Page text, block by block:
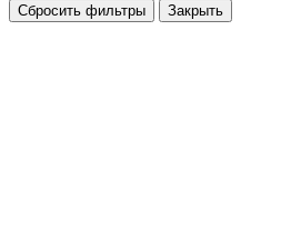
Сбросить фильтры Закрыть